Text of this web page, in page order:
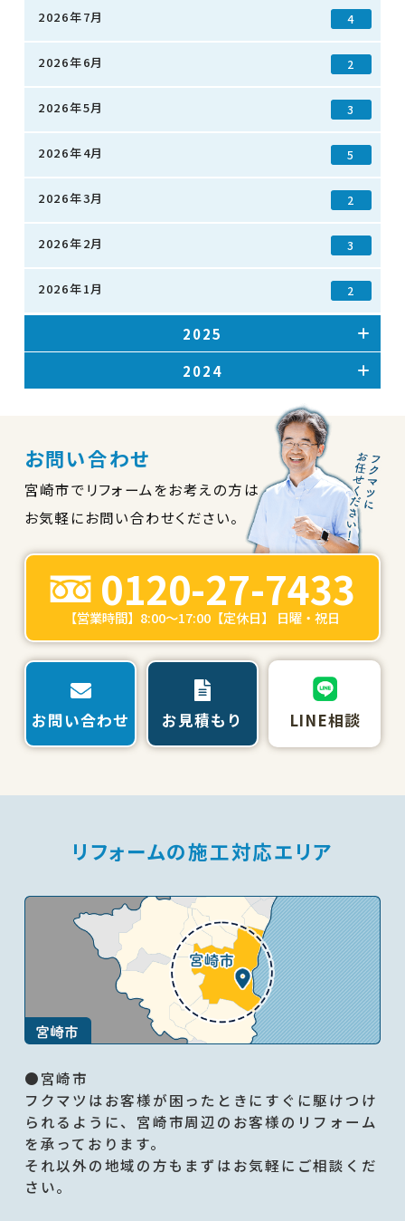
2026年7月 4
2026年6月 2
2026年5月 3
2026年4月 5
2026年3月 2
2026年2月 3
2026年1月 2
2025
2024
お問い合わせ
宮崎市でリフォームをお考えの方は
お気軽にお問い合わせください。
0120-27-7433
【営業時間】8:00～17:00【定休日】 日曜・祝日
お問い合わせ お見積もり LINE相談
リフォームの施工対応エリア
●宮崎市
フクマツはお客様が困ったときにすぐに駆けつけ
られるように、宮崎市周辺のお客様のリフォーム
を承っております。
それ以外の地域の方もまずはお気軽にご相談くだ
さい。